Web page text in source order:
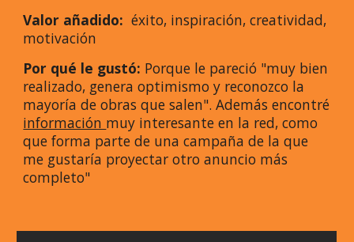
Valor añadido: éxito, inspiración, creatividad,
motivación
Por qué le gustó: Porque le pareció "muy bien
realizado, genera optimismo y reconozco la
mayoría de obras que salen". Además encontré
información muy interesante en la red, como
que forma parte de una campaña de la que
me gustaría proyectar otro anuncio más
completo"